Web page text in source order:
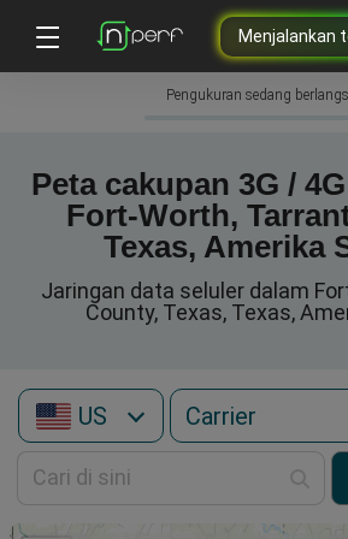
Menjalankan
Pengukuran sedang
Peta cakupan 3G /
Fort-Worth,
Texas, Amerika
Jaringan data seluler dalam
County, Texas, Texas,
US